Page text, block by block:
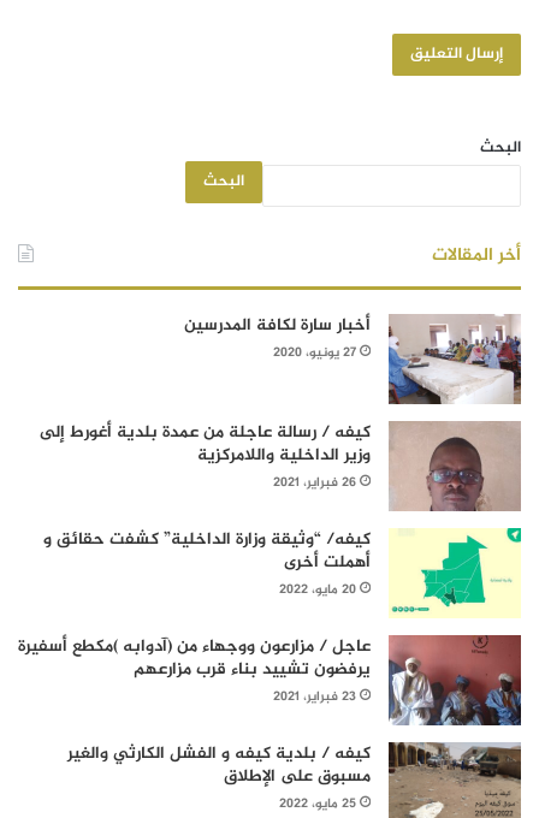
البحث
البحث
أخر المقالات
أخبار سارة لكافة المدرسين
27 يونيو، 2020
كيفه / رسالة عاجلة من عمدة بلدية أغورط إلى
وزير الداخلية واللامركزية
26 فبراير، 2021
كيفه/ “وثيقة وزارة الداخلية” كشفت حقائق و
أهملت أخرى
20 مايو، 2022
عاجل / مزارعون ووجهاء من (آدوابه )مكطع أسفيرة
يرفضون تشييد بناء قرب مزارعهم
23 فبراير، 2021
كيفه / بلدية كيفه و الفشل الكارثي والغير
مسبوق على الإطلاق
25 مايو، 2022